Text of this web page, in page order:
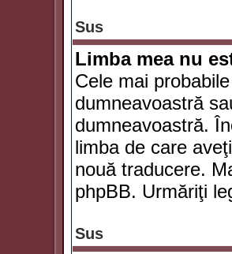
Sus
Limba mea nu
Cele mai
dumneavoastră
dumneavoastră.
limba de care
nouă traducere.
phpBB. Urmăriţi
Sus